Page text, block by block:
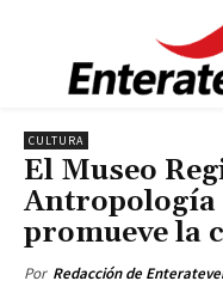
CULTURA
El Museo
Antropología
promueve la
Por Redacción de